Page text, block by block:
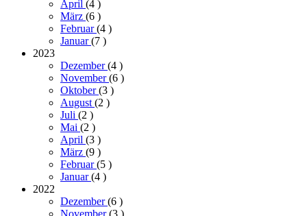
April (4 )
März (6 )
Februar(4 )
Januar(7 )
2023
Dezember(4 )
November(6 )
Oktober(3 )
August(2 )
Juli (2 )
Mai (2 )
April (3 )
März (9 )
Februar(5 )
Januar(4 )
2022
Dezember(6 )